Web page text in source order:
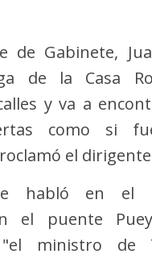
de Gabinete,
de la Casa
y va a
como si
el
habló en el
el puente
ministro de